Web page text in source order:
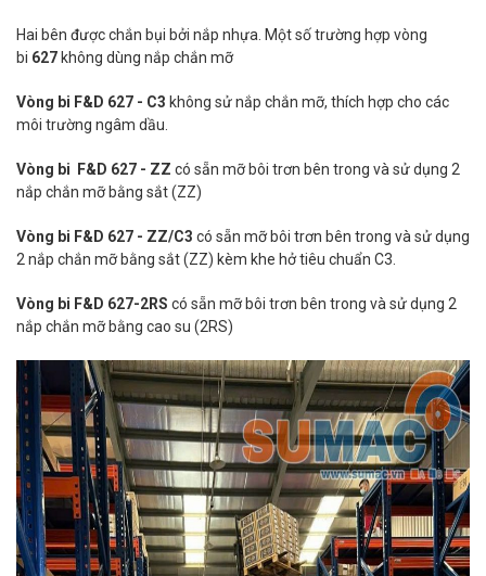
Hai bên được chắn bụi bởi nắp nhựa. Một số trường hợp vòng
bi 627 không dùng nắp chắn mỡ
Vòng bi F&D 627 - C3 không sử nắp chắn mỡ, thích hợp cho các
môi trường ngâm dầu.
Vòng bi F&D 627 - ZZ có sẵn mỡ bôi trơn bên trong và sử dụng 2
nắp chắn mỡ bằng sắt (ZZ)
Vòng bi F&D 627 - ZZ/C3 có sẵn mỡ bôi trơn bên trong và sử dụng
2 nắp chắn mỡ bằng sắt (ZZ) kèm khe hở tiêu chuẩn C3.
Vòng bi F&D 627-2RS có sẵn mỡ bôi trơn bên trong và sử dụng 2
nắp chắn mỡ bằng cao su (2RS)